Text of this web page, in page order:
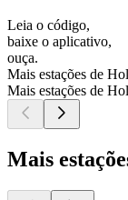
Leia o código,
baixe o aplicativo,
ouça.
Mais estações de
Mais estações de
Mais